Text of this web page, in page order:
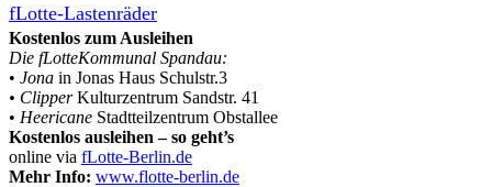
fLotte-Lastenräder
Kostenlos zum Ausleihen
Die fLotteKommunal Spandau:
• Jona in Jonas Haus Schulstr.3
• ClipperKulturzentrum Sandstr. 41
• Heericane Stadtteilzentrum Obstallee
Kostenlos ausleihen – so geht’s
online via fLotte-Berlin.de
Mehr Info: www.flotte-berlin.de